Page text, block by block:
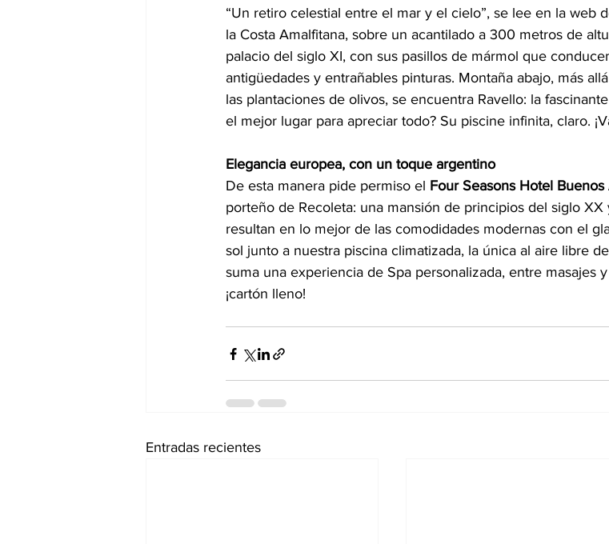
“Un retiro celestial entre el mar y el cielo”, se lee en la web
la Costa Amalfitana, sobre un acantilado a 300 metros de
palacio del siglo XI, con sus pasillos de mármol que
antigüedades y entrañables pinturas. Montaña abajo, más
las plantaciones de olivos, se encuentra Ravello: la
el mejor lugar para apreciar todo? Su piscine infinita, claro.
Elegancia europea, con un toque argentino
De esta manera pide permiso el Four Seasons Hotel Buenos
porteño de Recoleta: una mansión de principios del siglo
resultan en lo mejor de las comodidades modernas con el
sol junto a nuestra piscina climatizada, la única al aire libre
suma una experiencia de Spa personalizada, entre masajes
¡cartón lleno!
Entradas recientes